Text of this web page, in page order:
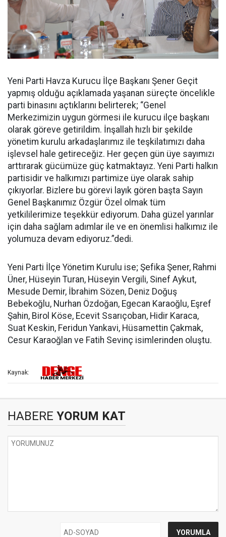
Yeni Parti Havza Kurucu İlçe Başkanı Şener Geçit
yapmış olduğu açıklamada yaşanan süreçte öncelikle
parti binasını açtıklarını belirterek; “Genel
Merkezimizin uygun görmesi ile kurucu ilçe başkanı
olarak göreve getirildim. İnşallah hızlı bir şekilde
yönetim kurulu arkadaşlarımız ile teşkilatımızı daha
işlevsel hale getireceğiz. Her geçen gün üye sayımızı
arttırarak gücümüze güç katmaktayız. Yeni Parti halkın
partisidir ve halkımızı partimize üye olarak sahip
çıkıyorlar. Bizlere bu görevi layık gören başta Sayın
Genel Başkanımız Özgür Özel olmak tüm
yetkililerimize teşekkür ediyorum. Daha güzel yarınlar
için daha sağlam adımlar ile ve en önemlisi halkımız ile
yolumuza devam ediyoruz.”dedi.
Yeni Parti İlçe Yönetim Kurulu ise; Şefika Şener, Rahmi
Üner, Hüseyin Turan, Hüseyin Vergili, Sinef Aykut,
Mesude Demir, İbrahim Sözen, Deniz Doğuş
Bebekoğlu, Nurhan Özdoğan, Egecan Karaoğlu, Eşref
Şahin, Birol Köse, Ecevit Ssarıçoban, Hidir Karaca,
Suat Keskin, Feridun Yankavi, Hüsamettin Çakmak,
Cesur Karaoğlan ve Fatih Sevinç isimlerinden oluştu.
Kaynak:
HABERE YORUM KAT